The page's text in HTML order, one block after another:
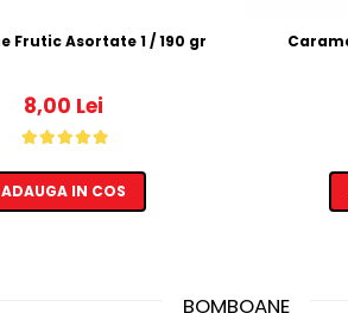
Bomboane Frutic Asortate 1 / 190 gr
8,00 Lei
ADAUGA IN COS
BOMBOANE